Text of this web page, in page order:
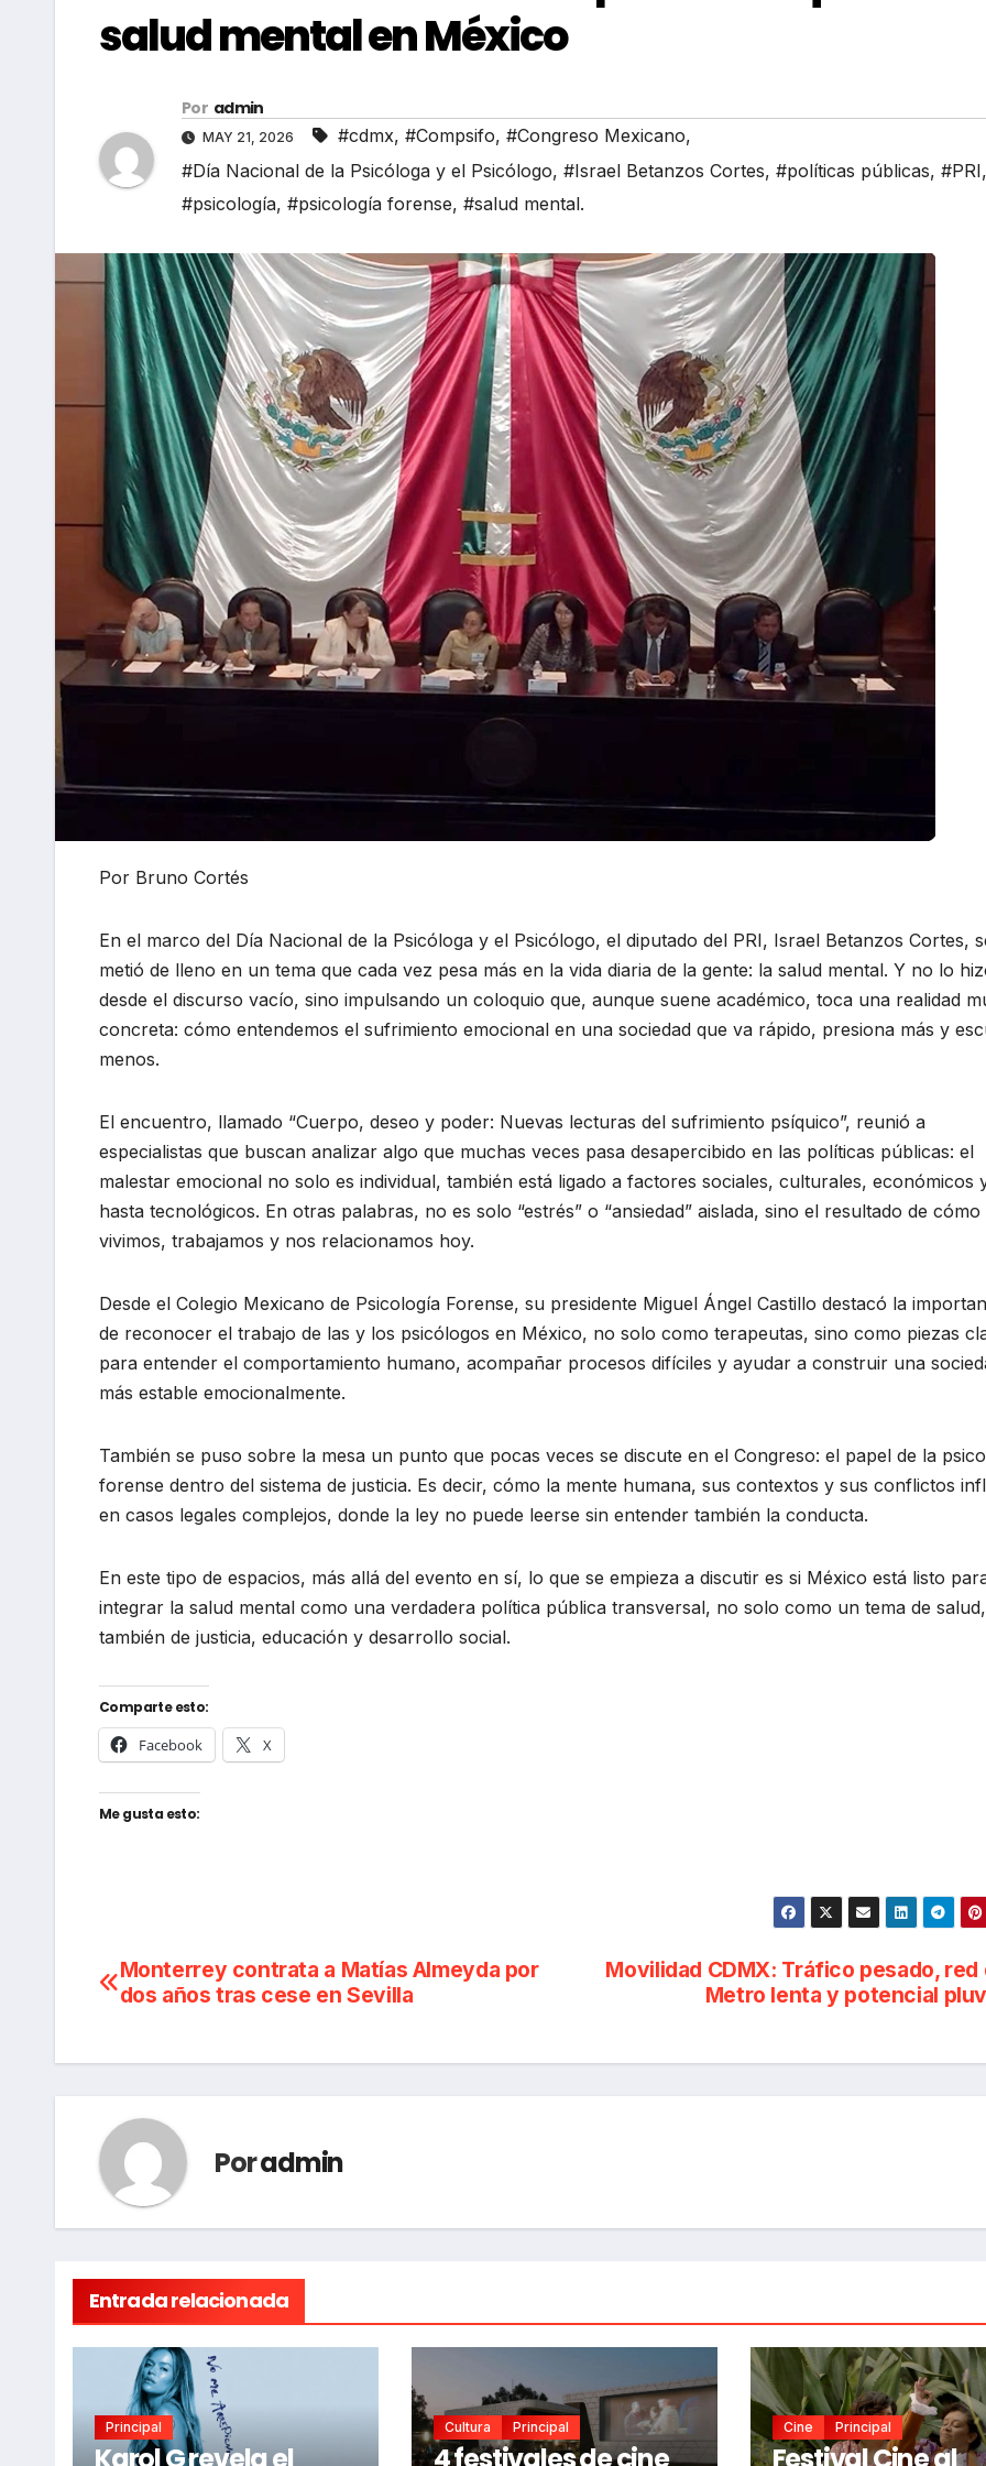
salud mental en México
Por admin
MAY 21, 2026 #cdmx, #Compsifo, #Congreso Mexicano,
#Día Nacional de la Psicóloga y el Psicólogo, #Israel Betanzos Cortes, #políticas públicas, #PRI,
#psicología, #psicología forense, #salud mental.
Por Bruno Cortés
En el marco del Día Nacional de la Psicóloga y el Psicólogo, el diputado del PRI, Israel Betanzos Cortes,
metió de lleno en un tema que cada vez pesa más en la vida diaria de la gente: la salud mental. Y no lo
desde el discurso vacío, sino impulsando un coloquio que, aunque suene académico, toca una realidad
concreta: cómo entendemos el sufrimiento emocional en una sociedad que va rápido, presiona más y
menos.
El encuentro, llamado “Cuerpo, deseo y poder: Nuevas lecturas del sufrimiento psíquico”, reunió a
especialistas que buscan analizar algo que muchas veces pasa desapercibido en las políticas públicas: el
malestar emocional no solo es individual, también está ligado a factores sociales, culturales, económicos
hasta tecnológicos. En otras palabras, no es solo “estrés” o “ansiedad” aislada, sino el resultado de cómo
vivimos, trabajamos y nos relacionamos hoy.
Desde el Colegio Mexicano de Psicología Forense, su presidente Miguel Ángel Castillo destacó la
de reconocer el trabajo de las y los psicólogos en México, no solo como terapeutas, sino como piezas
para entender el comportamiento humano, acompañar procesos difíciles y ayudar a construir una
más estable emocionalmente.
También se puso sobre la mesa un punto que pocas veces se discute en el Congreso: el papel de la
forense dentro del sistema de justicia. Es decir, cómo la mente humana, sus contextos y sus conflictos
en casos legales complejos, donde la ley no puede leerse sin entender también la conducta.
En este tipo de espacios, más allá del evento en sí, lo que se empieza a discutir es si México está listo
integrar la salud mental como una verdadera política pública transversal, no solo como un tema de
también de justicia, educación y desarrollo social.
Comparte esto:
Facebook X
Me gusta esto:
Navegación
entradas
Movilidad CDMX: Tráfico pesado, red
Metro lenta y potencial
Monterrey contrata a Matías Almeyda por
dos años tras cese en Sevilla
Poradmin
Entrada relacionada
Principal Cultura Principal Cine Principal